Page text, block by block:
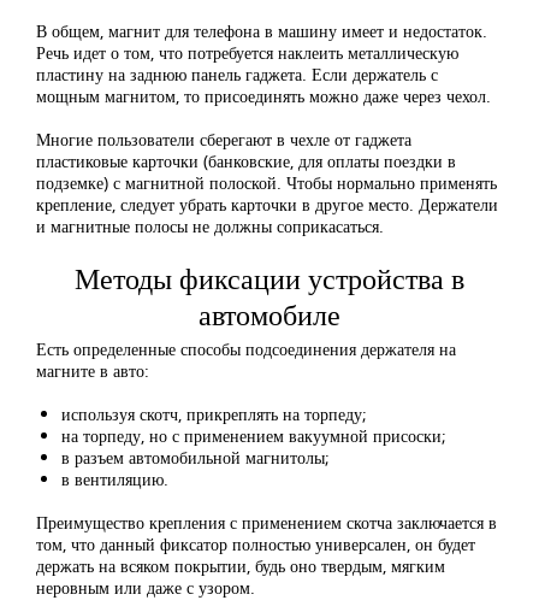
В общем, магнит для телефона в машину имеет и недостаток.
Речь идет о том, что потребуется наклеить металлическую
пластину на заднюю панель гаджета. Если держатель с
мощным магнитом, то присоединять можно даже через чехол.
Многие пользователи сберегают в чехле от гаджета
пластиковые карточки (банковские, для оплаты поездки в
подземке) с магнитной полоской. Чтобы нормально применять
крепление, следует убрать карточки в другое место. Держатели
и магнитные полосы не должны соприкасаться.
Методы фиксации устройства в
автомобиле
Есть определенные способы подсоединения держателя на
магните в авто:
используя скотч, прикреплять на торпеду;
на торпеду, но с применением вакуумной присоски;
в разъем автомобильной магнитолы;
в вентиляцию.
Преимущество крепления с применением скотча заключается в
том, что данный фиксатор полностью универсален, он будет
держать на всяком покрытии, будь оно твердым, мягким
неровным или даже с узором.